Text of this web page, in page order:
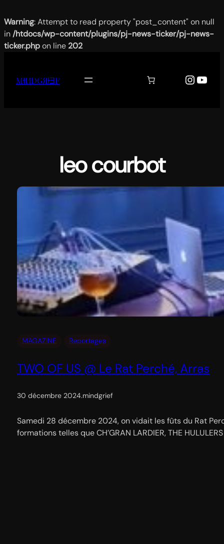
Warning: Attempt to read property "post_content" on null
in /htdocs/wp-content/plugins/pj-news-ticker/pj-news-
ticker.phpon line 202
contenu
MƗИĐǤЯƗƎF
leo courbot
MAGAZINE Reportages
TWO OF US @ Le Rat Perché, Arras
30 décembre 2024.mindgrief
Samedi 28 décembre 2024, on vidait les fûts du Rat
formations telles que CH’GRAN LARDIER, THE